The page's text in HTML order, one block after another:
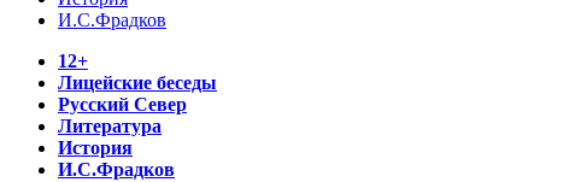
И.С.Фрадков
12+
Лицейские беседы
Русский Север
Литература
История
И.С.Фрадков